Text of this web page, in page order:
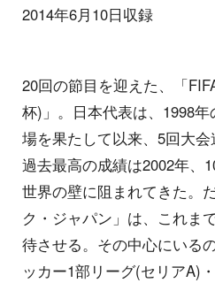
2014年6月10日収録
20回の節目を迎えた、「
杯)」。日本代表は、1998
場を果たして以来、5回大会
過去最高の成績は2002年、
世界の壁に阻まれてきた。
ク・ジャパン」は、これま
待させる。その中心にいる
ッカー1部リーグ(セリアA)